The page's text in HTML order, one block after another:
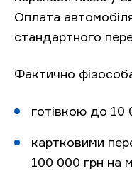
Оплата
стандартного
Фактично
готівкою до 10
картковими
100 000 грн на